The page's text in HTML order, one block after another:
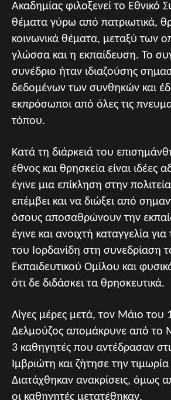
Ακαδημίας φιλοξενεί το Εθνικό
θέματα γύρω από πατριωτικά,
κοινωνικά θέματα, μεταξύ των
γλώσσα και η εκπαίδευση. Το
συνέδριο ήταν ιδιαζούσης
δεδομένων των συνθηκών και
εκπρόσωποι από όλες τις
τόπου.
Κατά τη διάρκειά του
έθνος και θρησκεία είναι ιδέες
έγινε μια επίκληση στην
επέμβει και να διώξει από
όσους αποσαθρώνουν την
έγινε και ανοιχτή καταγγελία
του Ιορδανίδη στη συνεδρίαση
Εκπαιδευτικού Ομίλου και
ότι δε διδάσκει τα θρησκευτικά.
Λίγες μέρες μετά, τον Μάιο του
Δελμούζος απομάκρυνε από το
3 καθηγητές που αντέδρασαν
Ιμβριώτη και ζήτησε την
Διατάχθηκαν ανακρίσεις, όμως
οι καθηγητές μετατέθηκαν.